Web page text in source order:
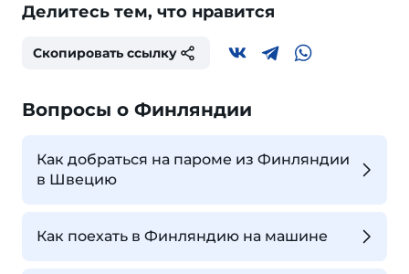
Делитесь тем, что нравится
Скопировать ссылку
Вопросы о Финляндии
Как добраться на пароме из Финляндии
в Швецию
Как поехать в Финляндию на машине